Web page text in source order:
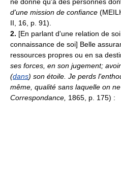
ne donne qu'à des personnes
d'une mission de confiance
II, 16, p. 91).
2. [En parlant d'une relation de
connaissance de soi] Belle
ressources propres ou en sa
ses forces, en son jugement;
(dans) son étoile. Je perds
même, qualité sans laquelle on
Correspondance, 1865, p. 175) :